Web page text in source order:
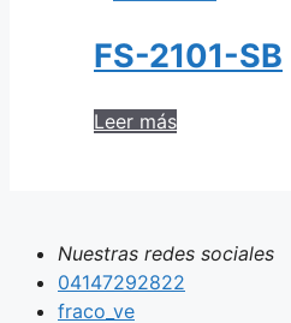
FS-2101-SB
Leer más
Nuestras redes sociales
04147292822
fraco_ve